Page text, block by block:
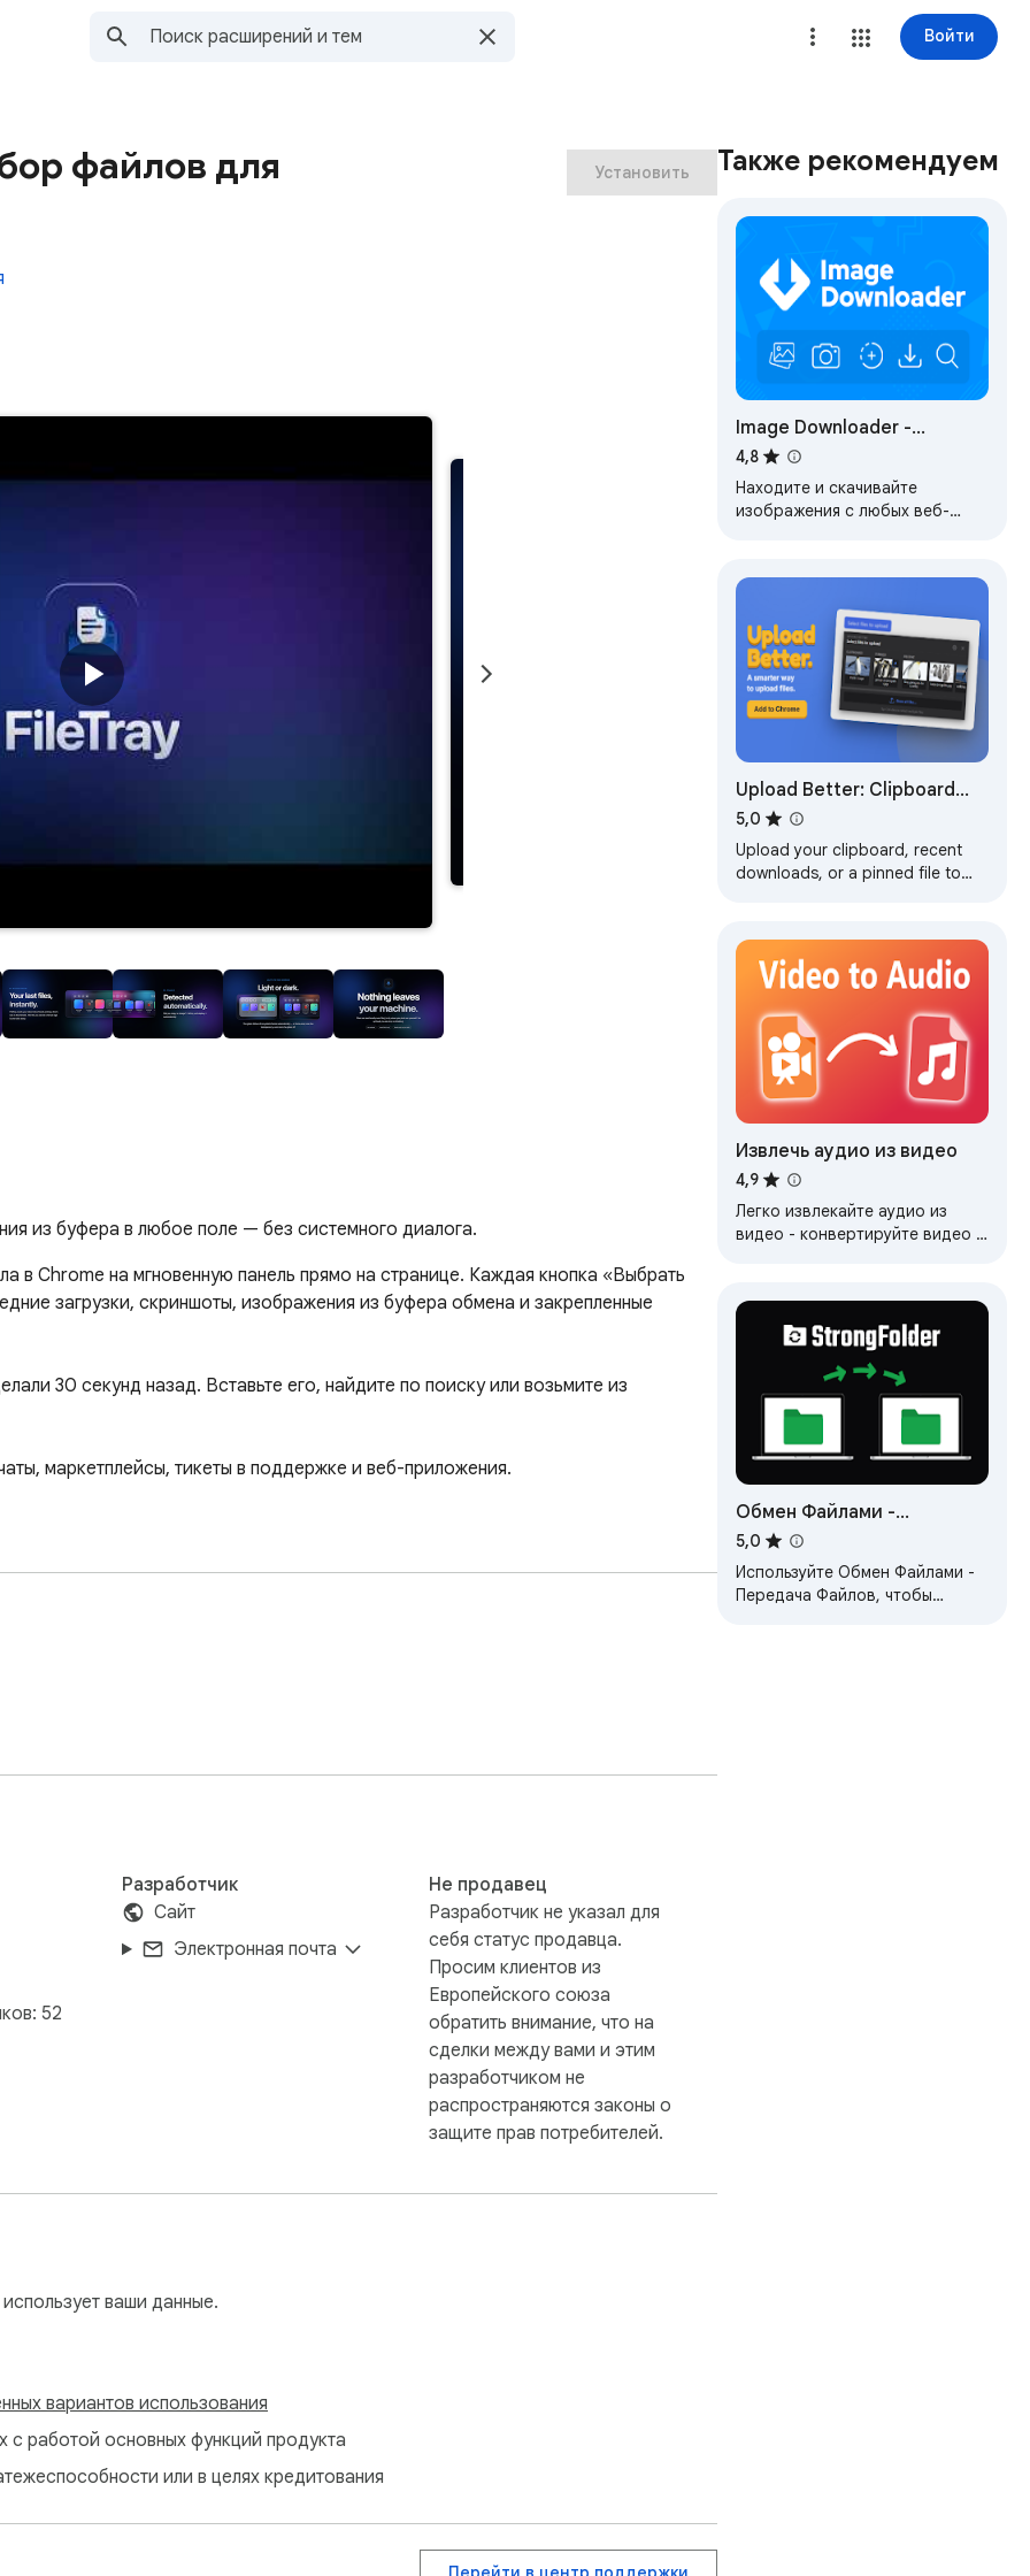
Войти
файлов для
Установить
из буфера в любое поле — без системного диалога.
в Chrome на мгновенную панель прямо на странице. Каждая кнопка «Выбрать
загрузки, скриншоты, изображения из буфера обмена и закрепленные
30 секунд назад. Вставьте его, найдите по поиску или возьмите из
маркетплейсы, тикеты в поддержке и веб-приложения.
Ctrl / ⌘ + V
ссылке
всего
поиск
момент отключайте FileTray для выбранного сайта.
загрузить файл.
52
Разработчик
Сайт
Электронная почта
Не продавец
Разработчик не указал для
себя статус продавца.
Просим клиентов из
Европейского союза
обратить внимание, что на
сделки между вами и этим
разработчиком не
распространяются законы о
защите прав потребителей.
ваши данные.
вариантов использования
с работой основных функций продукта
или в целях кредитования
Также рекомендуем
Image Downloader -
загрузка изображений и
фото
4,8
Находите и скачивайте
изображения с любых веб-
массовой загрузки.
Upload Better: Clipboard
Upload, Paste Screenshots,
Recent Files Upload
5,0
Upload your clipboard, recent
downloads, or a pinned file to
Извлечь аудио из видео
4,9
Легко извлекайте аудио из
видео - конвертируйте видео в
прямо в браузере.
Обмен Файлами -
Передача Файлов -
StrongFolder
5,0
Используйте Обмен Файлами -
Передача Файлов, чтобы